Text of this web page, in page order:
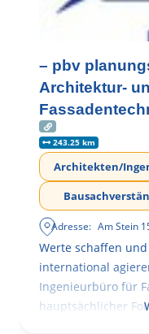
– pbv
Architektur-
243.25 km
Architekten/
Adresse: Am Stein
Werte schaffen
international
Ingenieurbüro für
hauptsächlicher